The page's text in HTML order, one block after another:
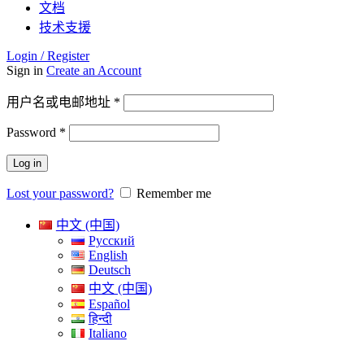
文档
技术支援
Login / Register
Sign in Create an Account
用户名或电邮地址 *
Password *
Log in
Lost your password? Remember me
中文 (中国)
Русский
English
Deutsch
中文 (中国)
Español
हिन्दी
Italiano